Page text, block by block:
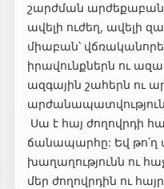
շարժման
ավելի ուժեղ, ավելի
միաբան՝
իրավունքներն ու
ազգային շահերն ու
Սա է հայ ժողովրդի
ճանապարհը: Եվ
խաղաղությունն ու
մեր ժողովրդին ու